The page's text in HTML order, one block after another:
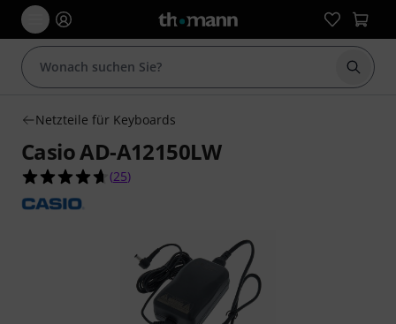
Suche
Netzteile für Keyboards
Casio AD-A12150LW
4.6 von 5 Sternen aus 25 Kundenbewertungen
(25)